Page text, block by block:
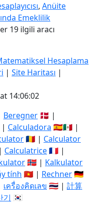
, Anüite
Emeklilik
19 ilgili aracı
Hesaplama
| Site Haritası |
14:06:03
Beregner 🇩🇰 |
Calculadora 🇪🇸🇲🇽 |
🇷🇴 | Calculator
Calculatrice🇫🇷 |
🇳🇴 | Kalkulator
tính 🇻🇳 | Rechner🇩🇪
เครื่องคิดเลข 🇹🇭 | 計算
기 🇰🇷